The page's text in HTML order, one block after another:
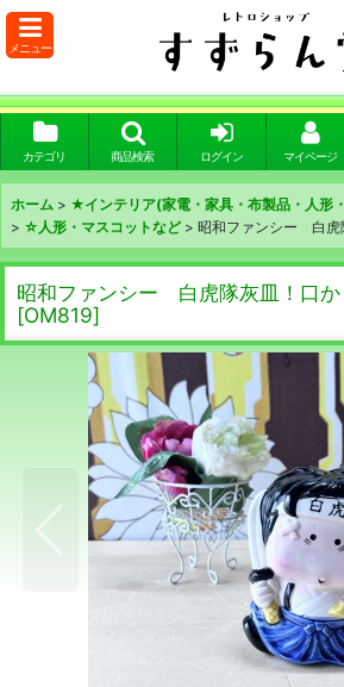
メニュー
カテゴリ 商品検索 ログイン マイページ
ホーム > ★インテリア(家電・家具・布製品・人形
> ☆人形・マスコットなど > 昭和ファンシー 白虎
昭和ファンシー 白虎隊灰皿！口か
[OM819]